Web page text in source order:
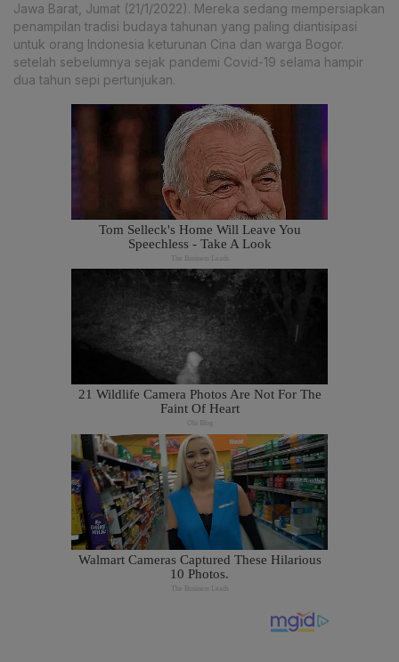
Jawa Barat, Jumat (21/1/2022). Mereka sedang mempersiapkan
penampilan tradisi budaya tahunan yang paling diantisipasi
untuk orang Indonesia keturunan Cina dan warga Bogor.
setelah sebelumnya sejak pandemi Covid-19 selama hampir
dua tahun sepi pertunjukan.